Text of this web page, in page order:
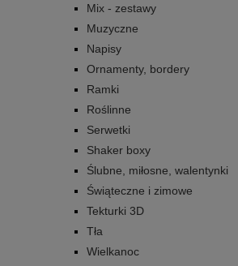
Mix - zestawy
Muzyczne
Napisy
Ornamenty, bordery
Ramki
Roślinne
Serwetki
Shaker boxy
Ślubne, miłosne, walentynki
Świąteczne i zimowe
Tekturki 3D
Tła
Wielkanoc